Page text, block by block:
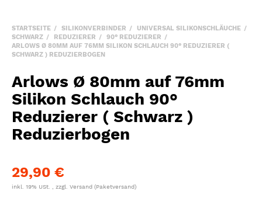
STARTSEITE SILIKONVERBINDER
UNIVERSAL SILIKONSCHLÄUCHE
SCHWARZ
REDUZIERER
90° REDUZIERER
ARLOWS Ø 80MM AUF 76MM SILIKON SCHLAUCH 90° REDUZIERER (
SCHWARZ ) REDUZIERBOGEN
Arlows Ø 80mm auf 76mm
Silikon Schlauch 90°
Reduzierer ( Schwarz )
Reduzierbogen
29,90 €
inkl. 19% USt. , zzgl. Versand (Paketversand)